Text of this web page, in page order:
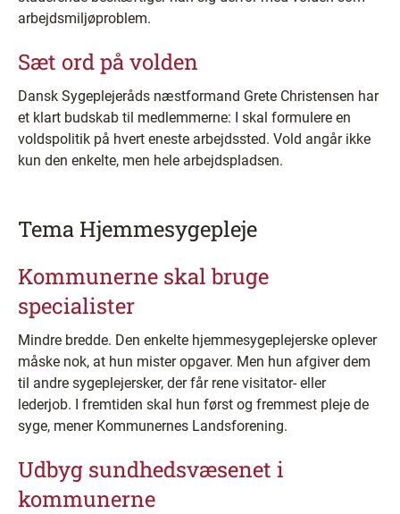
arbejdsmiljøproblem.
Sæt ord på volden
Dansk Sygeplejeråds næstformand Grete Christensen har
et klart budskab til medlemmerne: I skal formulere en
voldspolitik på hvert eneste arbejdssted. Vold angår ikke
kun den enkelte, men hele arbejdspladsen.
Tema Hjemmesygepleje
Kommunerne skal bruge
specialister
Mindre bredde. Den enkelte hjemmesygeplejerske oplever
måske nok, at hun mister opgaver. Men hun afgiver dem
til andre sygeplejersker, der får rene visitator- eller
lederjob. I fremtiden skal hun først og fremmest pleje de
syge, mener Kommunernes Landsforening.
Udbyg sundhedsvæsenet i
kommunerne